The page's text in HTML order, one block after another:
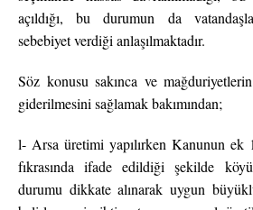
açıldığı, bu durumun da
sebebiyet verdiği anlaşılmaktadır.
Söz konusu sakınca ve
giderilmesini sağlamak bakımından;
l- Arsa üretimi yapılırken Kanunun ek
fıkrasında ifade edildiği şekilde
durumu dikkate alınarak uygun